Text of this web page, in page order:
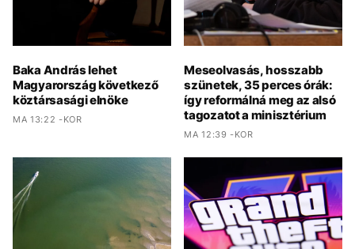
Baka András lehet
Magyarország következő
köztársasági elnöke
MA 13:22 -KOR
Meseolvasás, hosszabb
szünetek, 35 perces órák:
így reformálná meg az alsó
tagozatot a minisztérium
MA 12:39 -KOR